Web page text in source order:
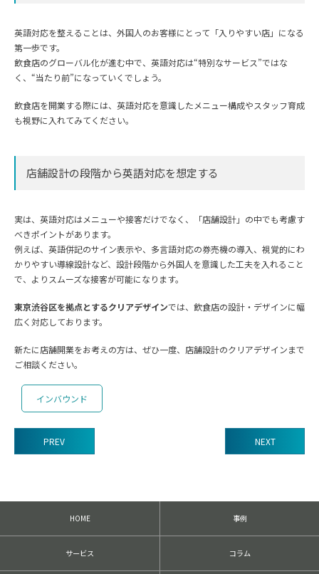
英語対応を整えることは、外国人のお客様にとって「入りやすい店」になる
第一歩です。
飲食店のグローバル化が進む中で、英語対応は“特別なサービス”ではな
く、“当たり前”になっていくでしょう。
飲食店を開業する際には、英語対応を意識したメニュー構成やスタッフ育成
も視野に入れてみてください。
店舗設計の段階から英語対応を想定する
実は、英語対応はメニューや接客だけでなく、「店舗設計」の中でも考慮す
べきポイントがあります。
例えば、英語併記のサイン表示や、多言語対応の券売機の導入、視覚的にわ
かりやすい導線設計など、設計段階から外国人を意識した工夫を入れること
で、よりスムーズな接客が可能になります。
東京渋谷区を拠点とするクリアデザインでは、飲食店の設計・デザインに幅
広く対応しております。
新たに店舗開業をお考えの方は、ぜひ一度、店舗設計のクリアデザインまで
ご相談ください。
インバウンド
の
へ
PREV NEXT
HOME 事例
サービス コラム